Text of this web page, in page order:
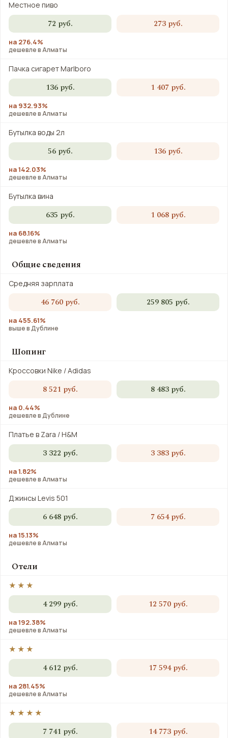
Местное пиво
72 руб. 273 руб.
на 276.4%
дешевле в Алматы
Пачка сигарет Marlboro
136 руб. 1 407 руб.
на 932.93%
дешевле в Алматы
Бутылка воды 2л
56 руб. 136 руб.
на 142.03%
дешевле в Алматы
Бутылка вина
635 руб. 1 068 руб.
на 68.16%
дешевле в Алматы
Общие сведения
Средняя зарплата
46 760 руб. 259 805 руб.
на 455.61%
выше в Дублине
Шопинг
Кроссовки Nike / Adidas
8 521 руб. 8 483 руб.
на 0.44%
дешевле в Дублине
Платье в Zara / H&M
3 322 руб. 3 383 руб.
на 1.82%
дешевле в Алматы
Джинсы Levis 501
6 648 руб. 7 654 руб.
на 15.13%
дешевле в Алматы
Отели
★★★
4 299 руб. 12 570 руб.
на 192.38%
дешевле в Алматы
★★★
4 612 руб. 17 594 руб.
на 281.45%
дешевле в Алматы
★★★★
7 741 руб. 14 773 руб.